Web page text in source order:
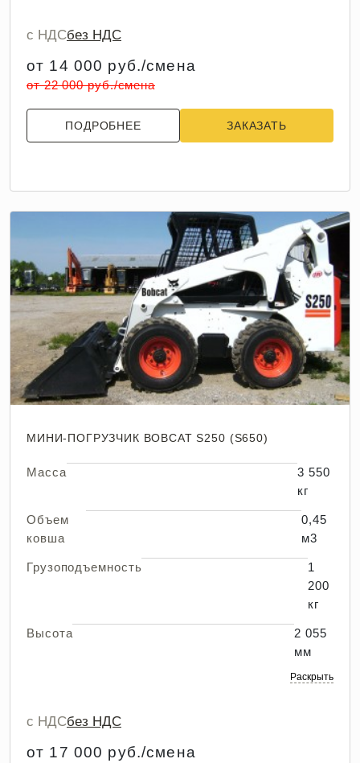
с НДСбез НДС
от 14 000 руб./смена
от 22 000 руб./смена
ПОДРОБНЕЕ ЗАКАЗАТЬ
МИНИ-ПОГРУЗЧИК BOBCAT S250 (S650)
Масса
3 550
кг
Объем
ковша
0,45
м3
Грузоподъемность
1
200
кг
Высота
2 055
мм
Раскрыть
с НДСбез НДС
от 17 000 руб./смена